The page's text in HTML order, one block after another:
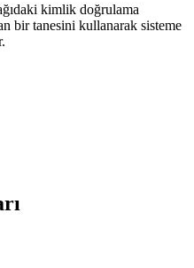
kimlik doğrulama
bir tanesini kullanarak sisteme